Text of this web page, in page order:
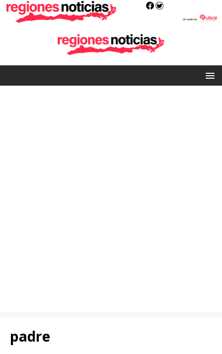
padre